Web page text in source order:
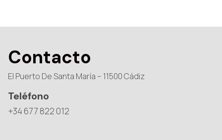
Contacto
El Puerto De Santa María – 11500 Cádiz
Teléfono
+34 677 822 012